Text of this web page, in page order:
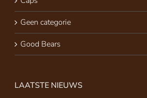
Geen categorie
Good Bears
LAATSTE NIEUWS